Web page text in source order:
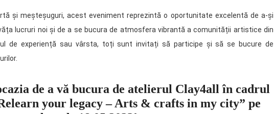
și meșteșuguri, acest eveniment reprezintă o oportunitate excelentă de a-și
lucruri noi și de a se bucura de atmosfera vibrantă a comunității artistice din
de experiență sau vârsta, toți sunt invitați să participe și să se bucure de
de a vă bucura de atelierul Clay4all în cadrul
your legacy – Arts & crafts in my city” pe